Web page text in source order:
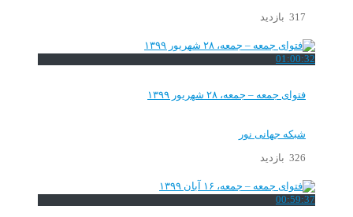
317 بازدید
01:00:32
فتوای جمعه – جمعه، ۲۸ شهریور ۱۳۹۹
شبکه جهانی نور
326 بازدید
00:59:37